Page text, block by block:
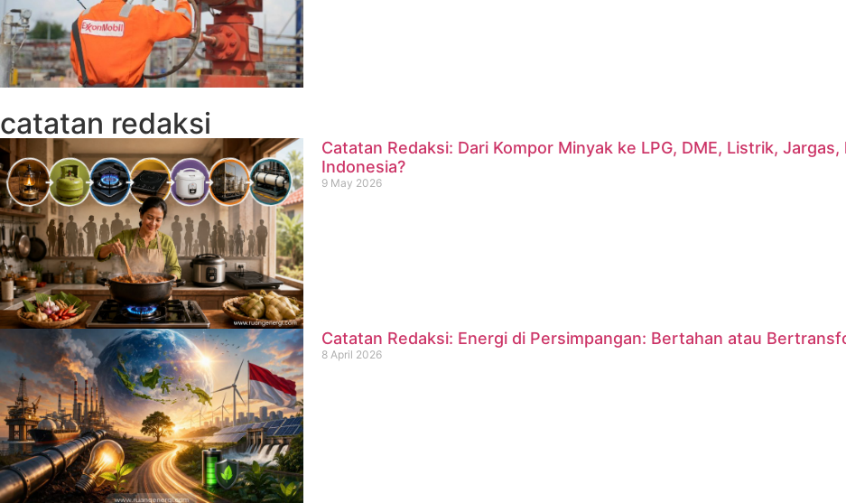
catatan redaksi
Catatan Redaksi: Dari Kompor Minyak ke LPG, DME, Listrik,
Indonesia?
9 May 2026
Catatan Redaksi: Energi di Persimpangan: Bertahan atau
8 April 2026